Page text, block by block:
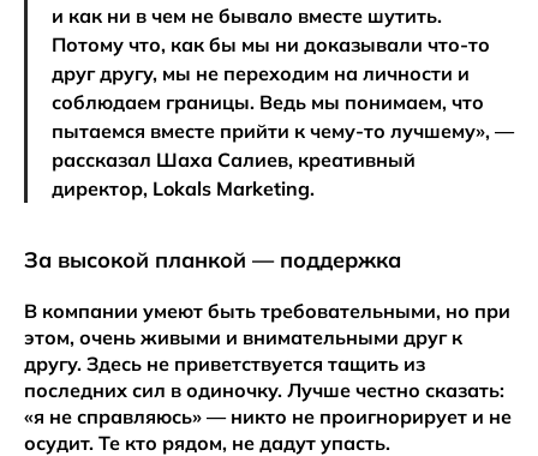
и как ни в чем не бывало вместе шутить.
Потому что, как бы мы ни доказывали что-то
друг другу, мы не переходим на личности и
соблюдаем границы. Ведь мы понимаем, что
пытаемся вместе прийти к чему-то лучшему», —
рассказал Шаха Салиев, креативный
директор, Lokals Marketing.
За высокой планкой — поддержка
В компании умеют быть требовательными, но при
этом, очень живыми и внимательными друг к
другу. Здесь не приветствуется тащить из
последних сил в одиночку. Лучше честно сказать:
«я не справляюсь» — никто не проигнорирует и не
осудит. Те кто рядом, не дадут упасть.